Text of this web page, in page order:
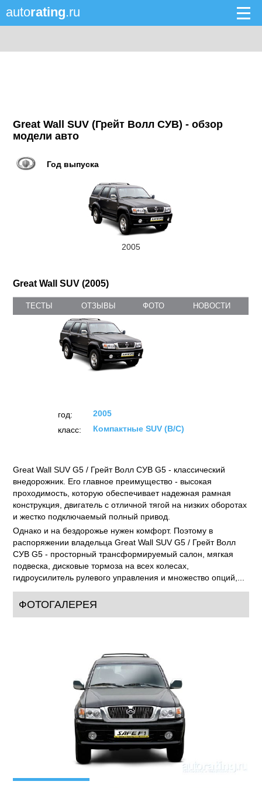
autorating.ru
Great Wall SUV (Грейт Волл СУВ) - обзор
модели авто
Год выпуска
2005
Great Wall SUV (2005)
ТЕСТЫ ОТЗЫВЫ ФОТО НОВОСТИ
год:
2005
класс:
Компактные SUV (B/C)
Great Wall SUV G5 / Грейт Волл СУВ G5 - классический
внедорожник. Его главное преимущество - высокая
проходимость, которую обеспечивает надежная рамная
конструкция, двигатель с отличной тягой на низких оборотах
и жестко подключаемый полный привод.
Однако и на бездорожье нужен комфорт. Поэтому в
распоряжении владельца Great Wall SUV G5 / Грейт Волл
СУВ G5 - просторный трансформируемый салон, мягкая
подвеска, дисковые тормоза на всех колесах,
гидроусилитель рулевого управления и множество опций,...
ФОТОГАЛЕРЕЯ